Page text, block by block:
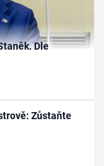
Dle
Zůstaňte